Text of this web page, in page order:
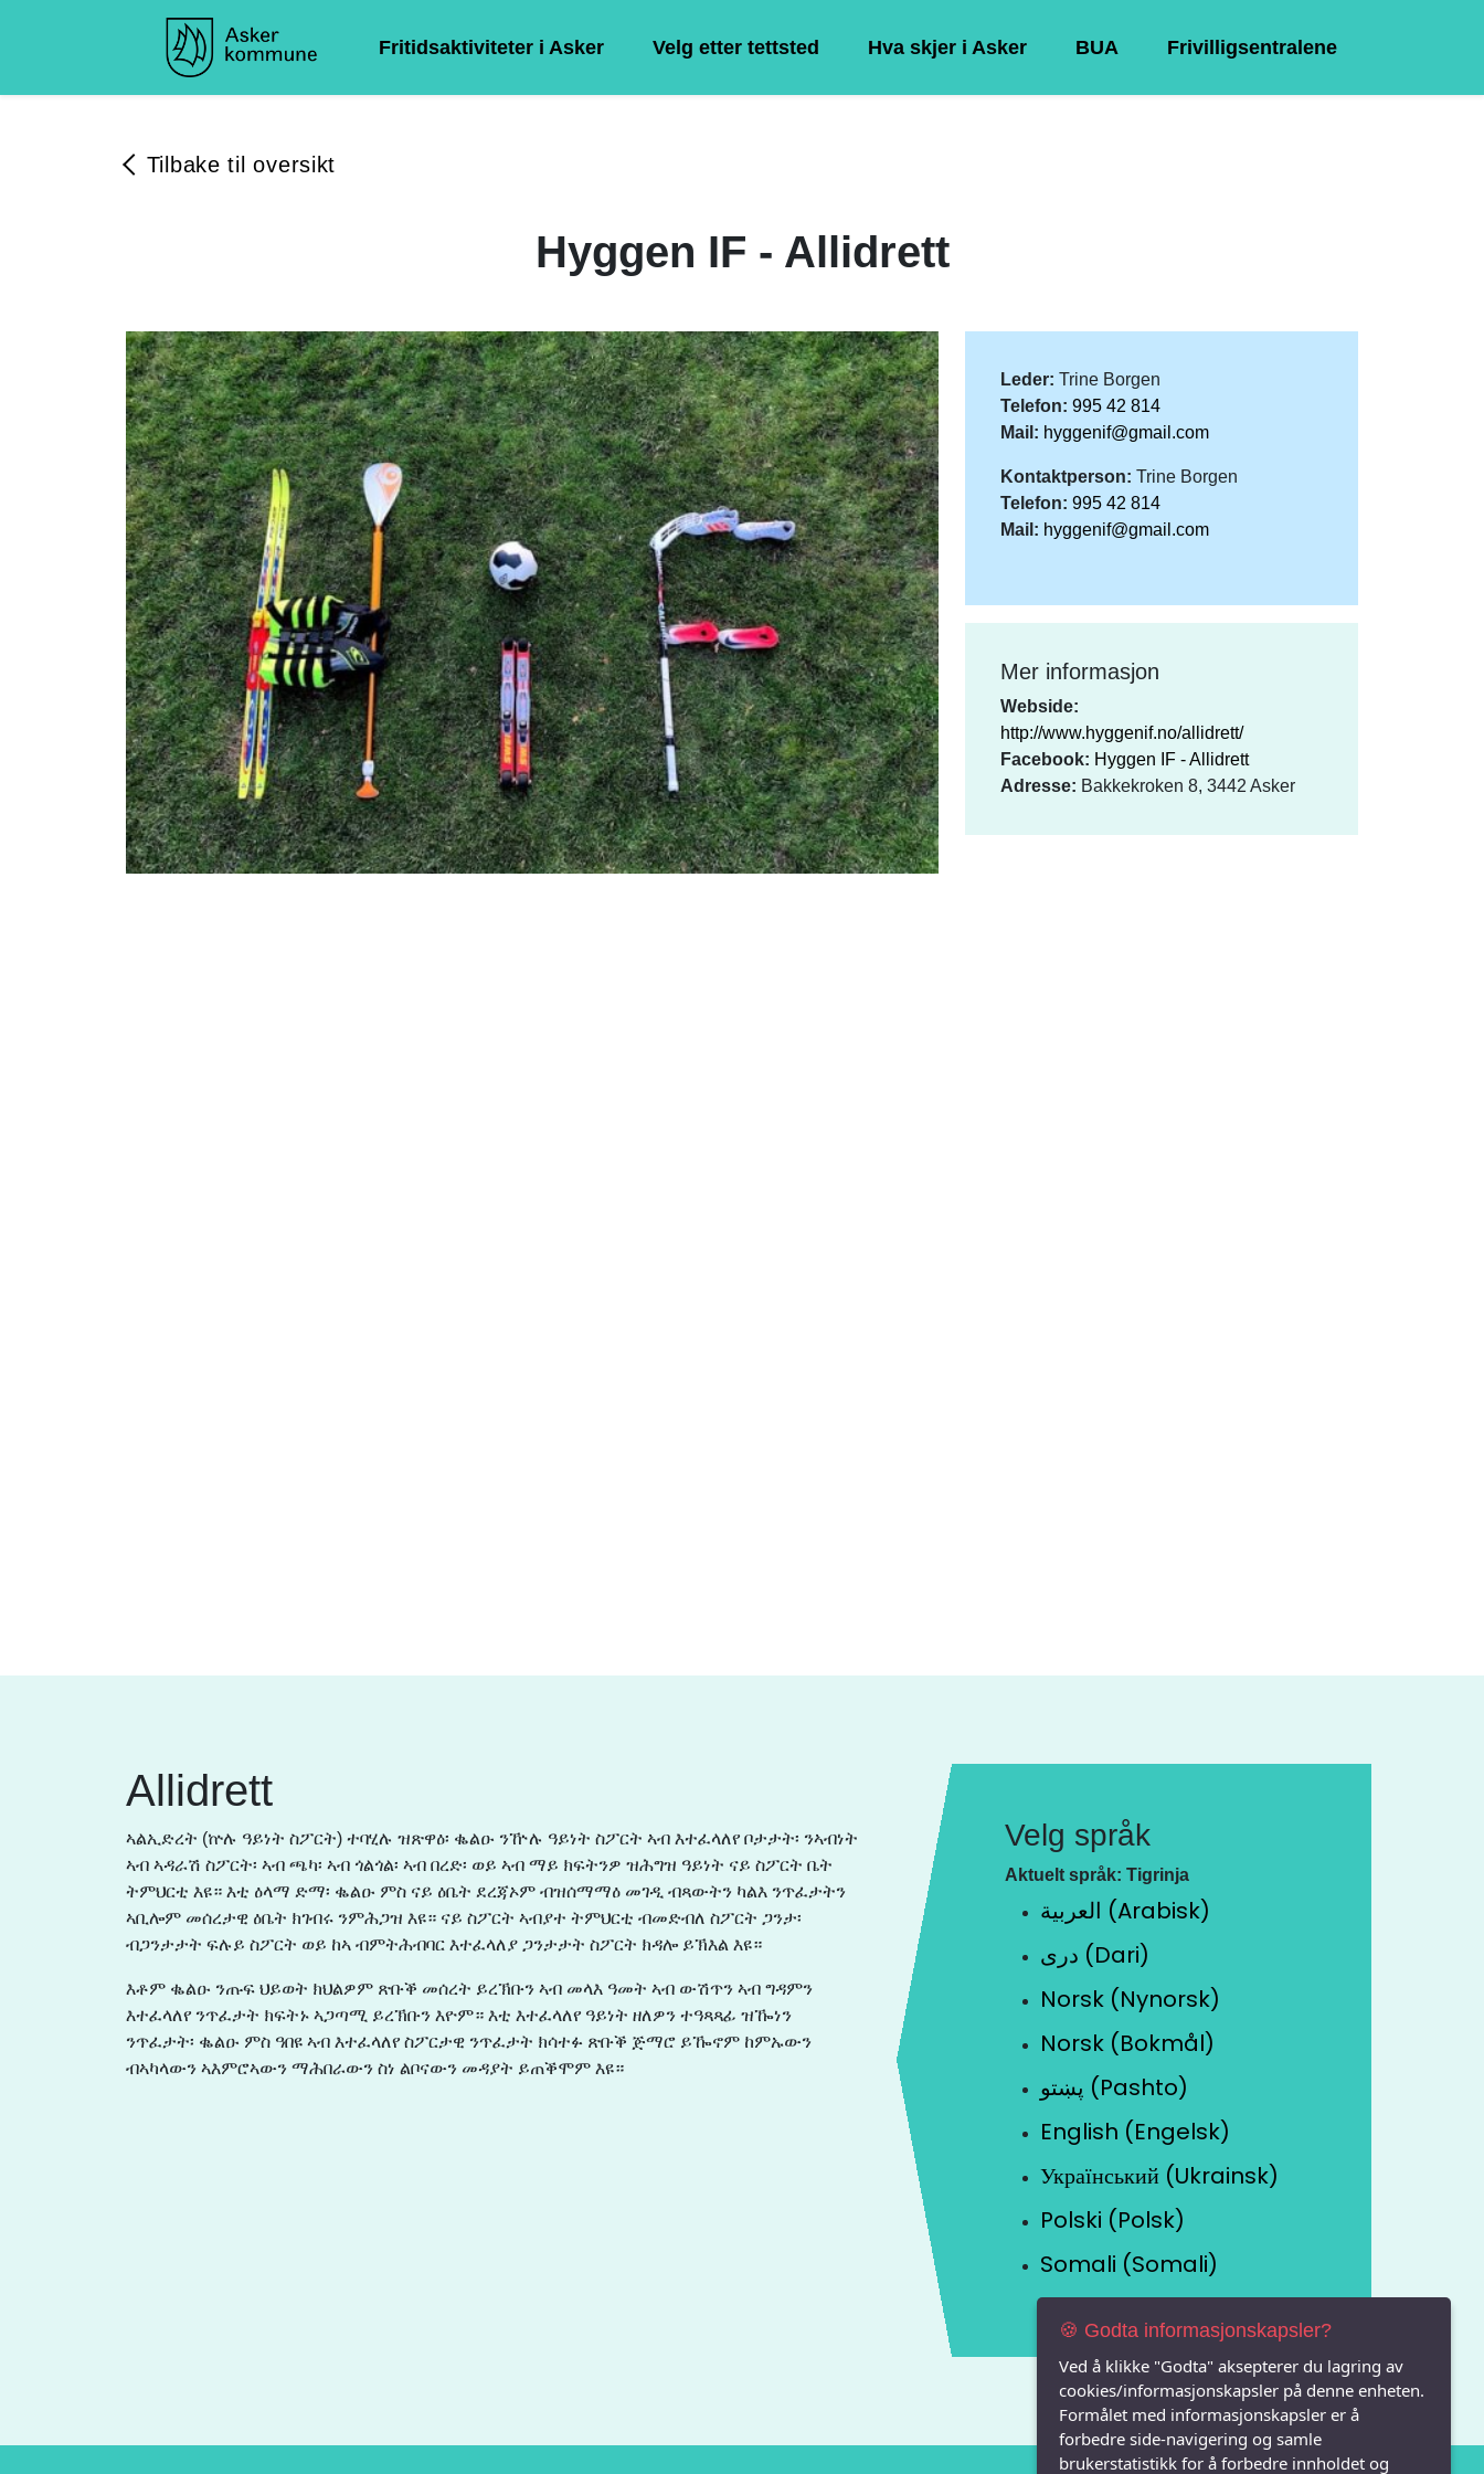
Fritidsaktiviteter i Asker Velg etter tettsted Hva skjer i Asker BUA Frivilligsentralene
Tilbake til oversikt
Hyggen IF - Allidrett
Leder: Trine Borgen
Telefon: 995 42 814
Mail: hyggenif@gmail.com
Kontaktperson: Trine Borgen
Telefon: 995 42 814
Mail: hyggenif@gmail.com
Mer informasjon
Webside:
http://www.hyggenif.no/allidrett/
Facebook: Hyggen IF - Allidrett
Adresse: Bakkekroken 8, 3442 Asker
Allidrett
ኣልኢድረት (ኵሉ ዓይነት ስፖርት) ተባሂሉ ዝጽዋዕ፡ ቈልዑ ንዅሉ ዓይነት ስፖርት ኣብ እተፈላለየ ቦታታት፡ ንኣብነት
ኣብ ኣዳራሽ ስፖርት፡ ኣብ ጫካ፡ ኣብ ጎልጎል፡ ኣብ በረድ፡ ወይ ኣብ ማይ ክፍትንዎ ዝሕግዝ ዓይነት ናይ ስፖርት ቤት
ትምህርቲ እዩ። እቲ ዕላማ ድማ፡ ቈልዑ ምስ ናይ ዕቤት ደረጃኦም ብዝሰማማዕ መገዲ ብጻውትን ካልእ ንጥፈታትን
ኣቢሎም መሰረታዊ ዕቤት ክገብሩ ንምሕጋዝ እዩ። ናይ ስፖርት ኣብያተ ትምህርቲ ብመድብለ ስፖርት ጋንታ፡
ብጋንታታት ፍሉይ ስፖርት ወይ ከኣ ብምትሕብባር እተፈላለያ ጋንታታት ስፖርት ክዳሎ ይኽእል እዩ።
እቶም ቈልዑ ንጡፍ ህይወት ክህልዎም ጽቡቕ መሰረት ይረኽቡን ኣብ መላእ ዓመት ኣብ ውሽጥን ኣብ ግዳምን
እተፈላለየ ንጥፈታት ክፍትኑ ኣጋጣሚ ይረኽቡን እዮም። እቲ እተፈላለየ ዓይነት ዘለዎን ተዓጻጻፊ ዝዀነን
ንጥፈታት፡ ቈልዑ ምስ ዓበዩ ኣብ እተፈላለየ ስፖርታዊ ንጥፈታት ክሳተፉ ጽቡቕ ጅማሮ ይዀኖም ከምኡውን
ብኣካላውን ኣእምሮኣውን ማሕበራውን ስነ ልቦናውን መዳያት ይጠቕሞም እዩ።
Velg språk
Aktuelt språk: Tigrinja
العربية (Arabisk)
دری (Dari)
Norsk (Nynorsk)
Norsk (Bokmål)
پښتو (Pashto)
English (Engelsk)
Український (Ukrainsk)
Polski (Polsk)
Somali (Somali)
🍪 Godta informasjonskapsler?
Ved å klikke "Godta" aksepterer du lagring av
cookies/informasjonskapsler på denne enheten.
Formålet med informasjonskapsler er å
forbedre side-navigering og samle
brukerstatistikk for å forbedre innholdet og